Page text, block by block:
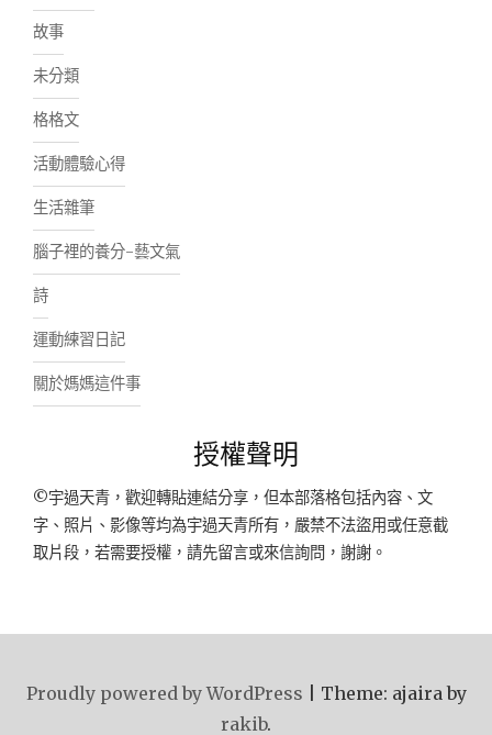
故事
未分類
格格文
活動體驗心得
生活雜筆
腦子裡的養分-藝文氣
詩
運動練習日記
關於媽媽這件事
授權聲明
©宇過天青，歡迎轉貼連結分享，但本部落格包括內容、文
字、照片、影像等均為宇過天青所有，嚴禁不法盜用或任意截
取片段，若需要授權，請先留言或來信詢問，謝謝。
Proudly powered by WordPress
Theme: ajaira by
rakib.